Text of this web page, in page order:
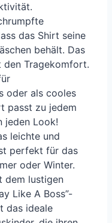
das Shirt seine
behält. Das
Tragekomfort.
oder als cooles
passt zu jedem
jeden Look!
leichte und
perfekt für das
oder Winter.
dem lustigen
Like A Boss”-
das ideale